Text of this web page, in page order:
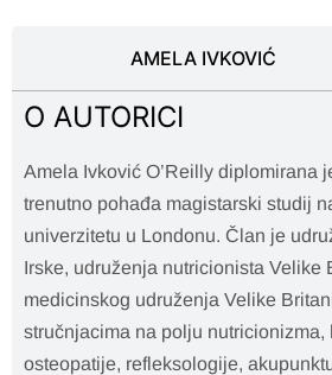
AMELA IVKOVIĆ
O AUTORICI
Amela Ivković O’Reilly diplomirana
trenutno pohađa magistarski studij
univerzitetu u Londonu. Član je
Irske, udruženja nutricionista Velike
medicinskog udruženja Velike
stručnjacima na polju nutricionizma,
osteopatije, refleksologije,